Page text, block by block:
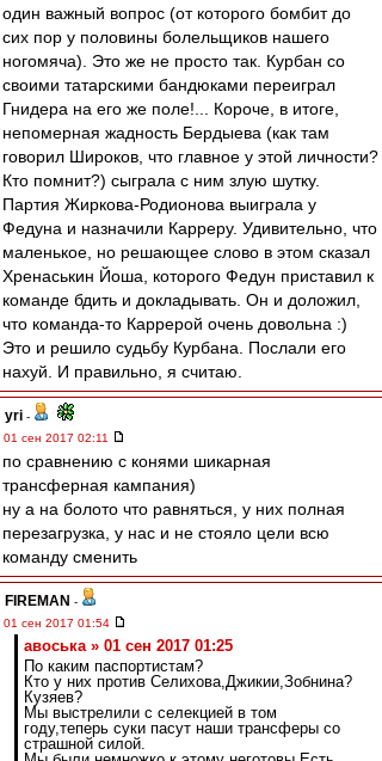
один важный вопрос (от которого бомбит до
сих пор у половины болельщиков нашего
ногомяча). Это же не просто так. Курбан со
своими татарскими бандюками переиграл
Гнидера на его же поле!... Короче, в итоге,
непомерная жадность Бердыева (как там
говорил Широков, что главное у этой личности?
Кто помнит?) сыграла с ним злую шутку.
Партия Жиркова-Родионова выиграла у
Федуна и назначили Карреру. Удивительно, что
маленькое, но решающее слово в этом сказал
Хренаськин Йоша, которого Федун приставил к
команде бдить и докладывать. Он и доложил,
что команда-то Каррерой очень довольна :)
Это и решило судьбу Курбана. Послали его
нахуй. И правильно, я считаю.
yri -
01 сен 2017 02:11
по сравнению с конями шикарная
трансферная кампания)
ну а на болото что равняться, у них полная
перезагрузка, у нас и не стояло цели всю
команду сменить
FIREMAN -
01 сен 2017 01:54
авоська » 01 сен 2017 01:25
По каким паспортистам?
Кто у них против Селихова,Джикии,Зобнина?
Кузяев?
Мы выстрелили с селекцией в том
году,теперь суки пасут наши трансферы со
страшной силой.